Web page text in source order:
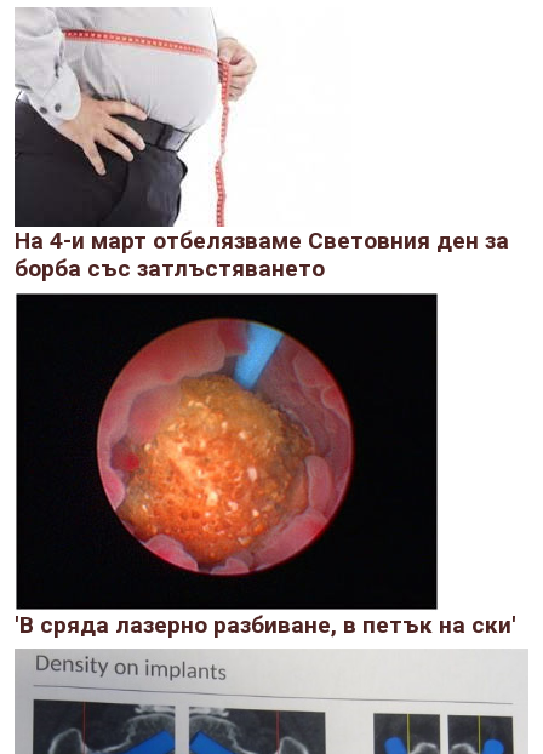
На 4-и март отбелязваме Световния ден за
борба със затлъстяването
'В сряда лазерно разбиване, в петък на ски'